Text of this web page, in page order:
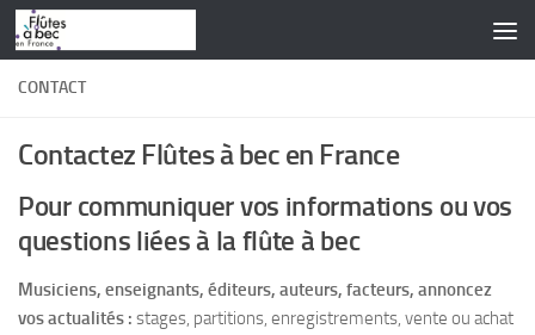
Skip to content
CONTACT
Contactez Flûtes à bec en France
Pour communiquer vos informations ou vos
questions liées à la flûte à bec
Musiciens, enseignants, éditeurs, auteurs, facteurs, annoncez
vos actualités : stages, partitions, enregistrements, vente ou achat